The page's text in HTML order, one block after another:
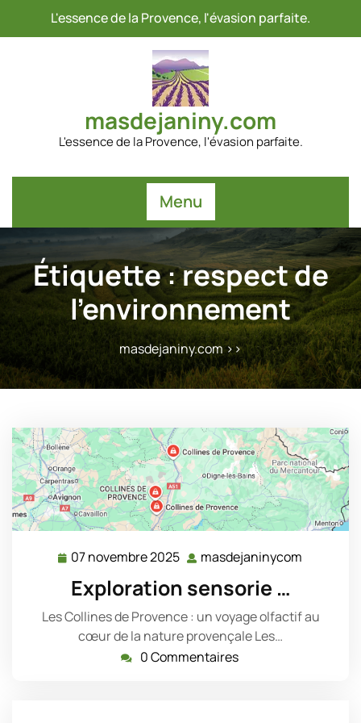
L'essence de la Provence, l'évasion parfaite.
masdejaniny.com
L'essence de la Provence, l'évasion parfaite.
Menu
Étiquette :respect de
l’environnement
masdejaniny.com>>
07 novembre 2025 07
2025
masdejaninycom
Exploration sensorie …
Les Collines de Provence : un voyage olfactif au
cœur de la nature provençale Les…
0 Commentaires